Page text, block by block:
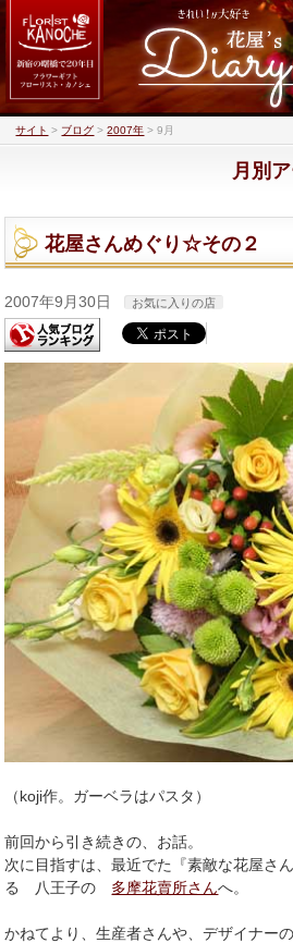
サイト > ブログ >2007年 >9月
月別
花屋さんめぐり☆その２
2007年9月30日 お気に入りの店
（koji作。ガーベラはパスタ）
前回から引き続きの、お話。
次に目指すは、最近でた『素敵な花屋さ
る 八王子の 多摩花賣所さんへ。
かねてより、生産者さんや、デザイナー